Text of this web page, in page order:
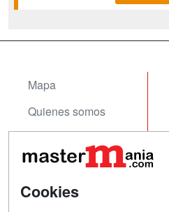
contexts....
Mapa
Quienes somos
Acceso Usuarios
Acceso Centros
Cookies